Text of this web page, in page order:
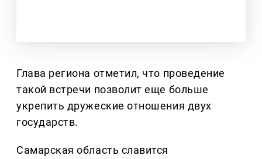
Глава региона отметил, что проведение
такой встречи позволит еще больше
укрепить дружеские отношения двух
государств.
Самарская область славится